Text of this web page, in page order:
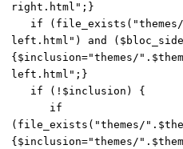
right.html";}
if (file_exists("themes/
left.html") and
{$inclusion="themes/
left.html";}
if (!$inclusion) {
if
(file_exists("themes/
{$inclusion="themes/